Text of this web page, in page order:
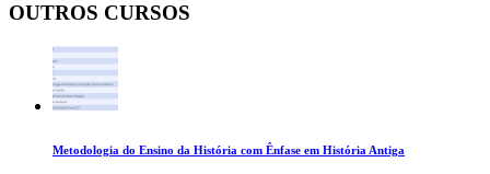
OUTROS CURSOS
Metodologia do Ensino da História com Ênfase em História Antiga